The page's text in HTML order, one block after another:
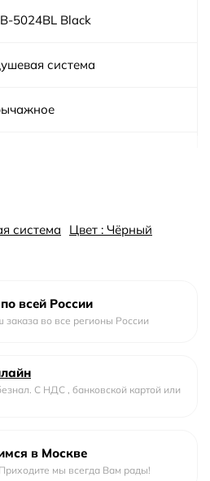
5024BL Black
система
матовый
система Цвет : Чёрный
всей России
во все регионы России
С НДС , банковской картой или
в Москве
мы всегда Вам рады!